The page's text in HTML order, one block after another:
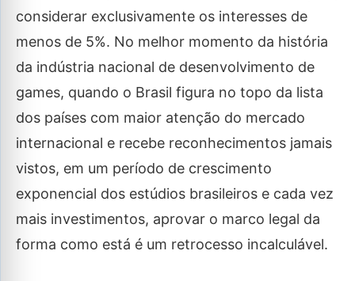
considerar exclusivamente os interesses de
menos de 5%. No melhor momento da história
da indústria nacional de desenvolvimento de
games, quando o Brasil figura no topo da lista
dos países com maior atenção do mercado
internacional e recebe reconhecimentos jamais
vistos, em um período de crescimento
exponencial dos estúdios brasileiros e cada vez
mais investimentos, aprovar o marco legal da
forma como está é um retrocesso incalculável.